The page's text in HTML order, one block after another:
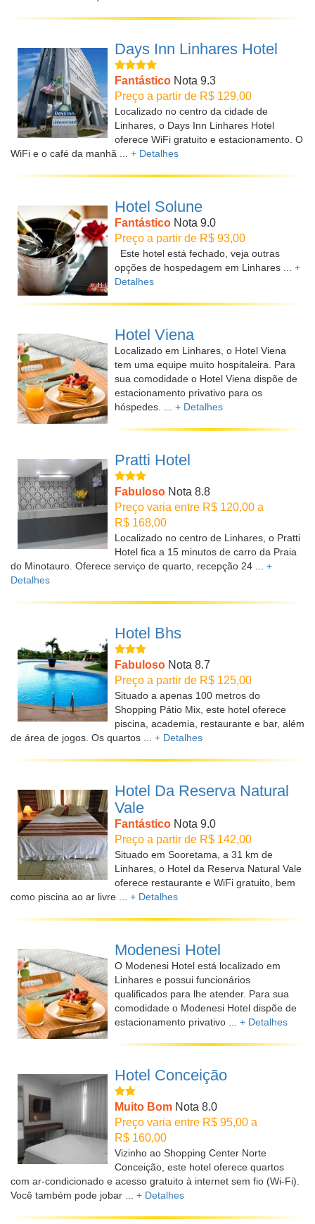
Days Inn Linhares Hotel
Fantástico Nota 9.3
Preço a partir de R$ 129,00
Localizado no centro da cidade de
Linhares, o Days Inn Linhares Hotel
oferece WiFi gratuito e estacionamento. O
WiFi e o café da manhã ... + Detalhes
Hotel Solune
Fantástico Nota 9.0
Preço a partir de R$ 93,00
Este hotel está fechado, veja outras
opções de hospedagem em Linhares ... +
Detalhes
Hotel Viena
Localizado em Linhares, o Hotel Viena
tem uma equipe muito hospitaleira. Para
sua comodidade o Hotel Viena dispõe de
estacionamento privativo para os
hóspedes. ... + Detalhes
Pratti Hotel
Fabuloso Nota 8.8
Preço varia entre R$ 120,00 a
R$ 168,00
Localizado no centro de Linhares, o Pratti
Hotel fica a 15 minutos de carro da Praia
do Minotauro. Oferece serviço de quarto, recepção 24 ... +
Detalhes
Hotel Bhs
Fabuloso Nota 8.7
Preço a partir de R$ 125,00
Situado a apenas 100 metros do
Shopping Pátio Mix, este hotel oferece
piscina, academia, restaurante e bar, além
de área de jogos. Os quartos ... + Detalhes
Hotel Da Reserva Natural
Vale
Fantástico Nota 9.0
Preço a partir de R$ 142,00
Situado em Sooretama, a 31 km de
Linhares, o Hotel da Reserva Natural Vale
oferece restaurante e WiFi gratuito, bem
como piscina ao ar livre ... + Detalhes
Modenesi Hotel
O Modenesi Hotel está localizado em
Linhares e possui funcionários
qualificados para lhe atender. Para sua
comodidade o Modenesi Hotel dispõe de
estacionamento privativo ... + Detalhes
Hotel Conceição
Muito Bom Nota 8.0
Preço varia entre R$ 95,00 a
R$ 160,00
Vizinho ao Shopping Center Norte
Conceição, este hotel oferece quartos
com ar-condicionado e acesso gratuito à internet sem fio (Wi-Fi).
Você também pode jobar ... + Detalhes